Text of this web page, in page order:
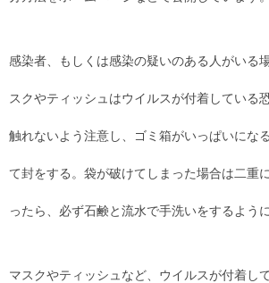
感染者、もしくは感染の疑いのある人がいる
スクやティッシュはウイルスが付着している
触れないよう注意し、ゴミ箱がいっぱいにな
て封をする。袋が破けてしまった場合は二重
ったら、必ず石鹸と流水で手洗いをするよう
マスクやティッシュなど、ウイルスが付着し